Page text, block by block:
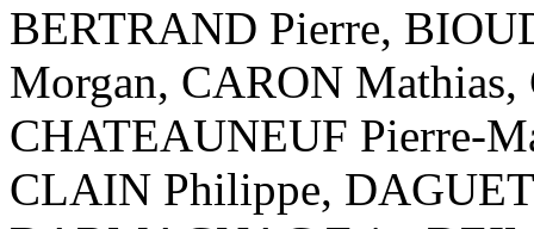
BERTRAND Pierre,
Morgan, CARON
CHATEAUNEUF Pierre-
CLAIN Philippe,